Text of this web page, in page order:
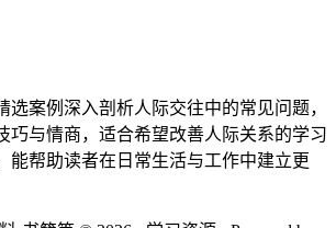
选案例深入剖析人际交往中的常见问题，
巧与情商，适合希望改善人际关系的学习
能帮助读者在日常生活与工作中建立更